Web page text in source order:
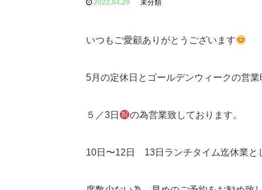
2022.04.29 未分類
いつもご愛顧ありがとうございます
5月の定休日とゴールデンウィークの営業
５／3日 の為営業致しております。
10日〜12日 13日ランチタイム迄休業と